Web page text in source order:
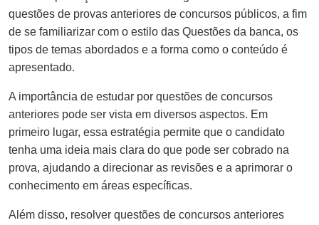
questões de provas anteriores de concursos públicos, a fim
de se familiarizar com o estilo das Questões da banca, os
tipos de temas abordados e a forma como o conteúdo é
apresentado.
A importância de estudar por questões de concursos
anteriores pode ser vista em diversos aspectos. Em
primeiro lugar, essa estratégia permite que o candidato
tenha uma ideia mais clara do que pode ser cobrado na
prova, ajudando a direcionar as revisões e a aprimorar o
conhecimento em áreas específicas.
Além disso, resolver questões de concursos anteriores